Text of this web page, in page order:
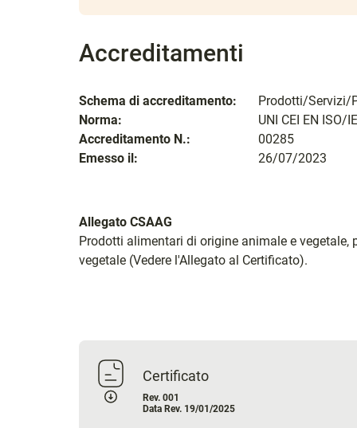
Accreditamenti
Schema di accreditamento:
Prodotti/Servizi/
Norma:
UNI CEI EN ISO/
Accreditamento N.:
00285
Emesso il:
26/07/2023
Allegato CSAAG
Prodotti alimentari di origine animale e
vegetale (Vedere l'Allegato al Certificato).
Certificato
Rev. 001
Data Rev. 19/01/2025